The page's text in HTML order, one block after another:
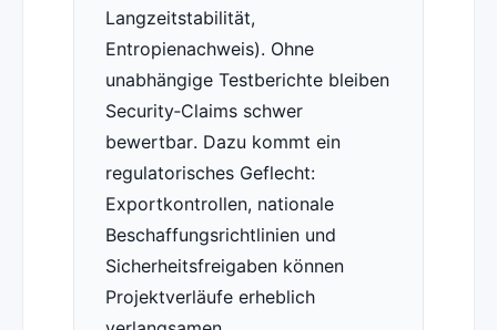
Langzeitstabilität,
Entropienachweis). Ohne
unabhängige Testberichte bleiben
Security‑Claims schwer
bewertbar. Dazu kommt ein
regulatorisches Geflecht:
Exportkontrollen, nationale
Beschaffungsrichtlinien und
Sicherheitsfreigaben können
Projektverläufe erheblich